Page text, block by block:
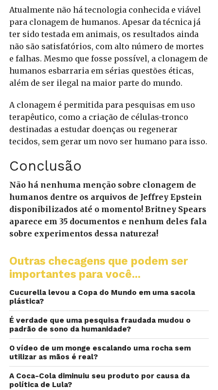
Atualmente não há tecnologia conhecida e viável
para clonagem de humanos. Apesar da técnica já
ter sido testada em animais, os resultados ainda
não são satisfatórios, com alto número de mortes
e falhas. Mesmo que fosse possível, a clonagem de
humanos esbarraria em sérias questões éticas,
além de ser ilegal na maior parte do mundo.
A clonagem é permitida para pesquisas em uso
terapêutico, como a criação de células-tronco
destinadas a estudar doenças ou regenerar
tecidos, sem gerar um novo ser humano para isso.
Conclusão
Não há nenhuma menção sobre clonagem de
humanos dentre os arquivos de Jeffrey Epstein
disponibilizados até o momento! Britney Spears
aparece em 35 documentos e nenhum deles fala
sobre experimentos dessa natureza!
Outras checagens que podem ser
importantes para você...
Cucurella levou a Copa do Mundo em uma sacola
plástica?
É verdade que uma pesquisa fraudada mudou o
padrão de sono da humanidade?
O vídeo de um monge escalando uma rocha sem
utilizar as mãos é real?
A Coca-Cola diminuiu seu produto por causa da
política de Lula?